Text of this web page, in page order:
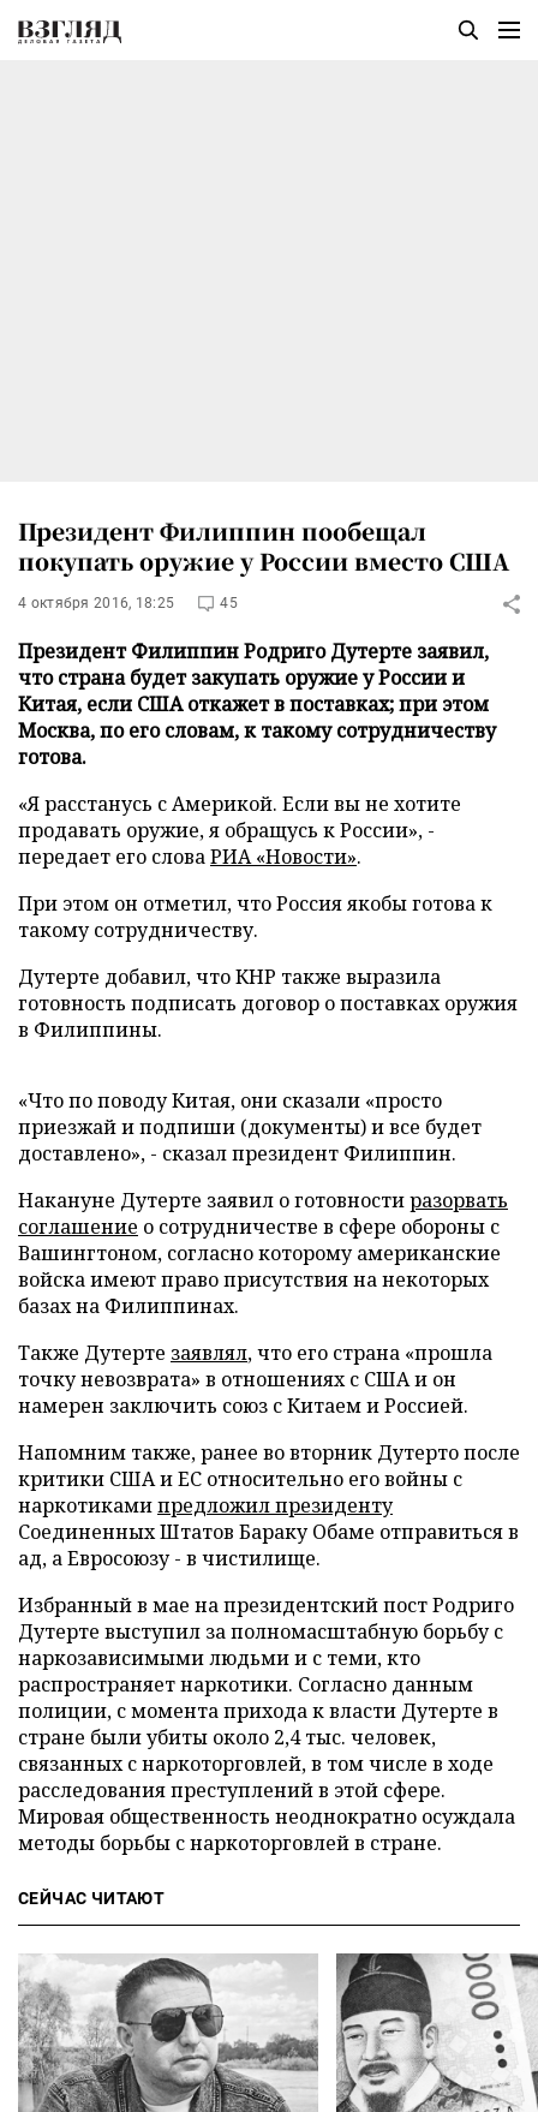
Президент Филиппин пообещал
покупать оружие у России вместо США
4 октября 2016, 18:25 45
Президент Филиппин Родриго Дутерте заявил,
что страна будет закупать оружие у России и
Китая, если США откажет в поставках; при этом
Москва, по его словам, к такому сотрудничеству
готова.
«Я расстанусь с Америкой. Если вы не хотите
продавать оружие, я обращусь к России», -
передает его словаРИА «Новости».
При этом он отметил, что Россия якобы готова к
такому сотрудничеству.
Дутерте добавил, что КНР также выразила
готовность подписать договор о поставках оружия
в Филиппины.
«Что по поводу Китая, они сказали «просто
приезжай и подпиши (документы) и все будет
доставлено», - сказал президент Филиппин.
Накануне Дутерте заявил о готовностиразорвать
соглашение о сотрудничестве в сфере обороны с
Вашингтоном, согласно которому американские
войска имеют право присутствия на некоторых
базах на Филиппинах.
Также Дутерте заявлял, что его страна «прошла
точку невозврата» в отношениях с США и он
намерен заключить союз с Китаем и Россией.
Напомним также, ранее во вторник Дутерто после
критики США и ЕС относительно его войны с
наркотикамипредложил президенту
Соединенных Штатов Бараку Обаме отправиться в
ад, а Евросоюзу - в чистилище.
Избранный в мае на президентский пост Родриго
Дутерте выступил за полномасштабную борьбу с
наркозависимыми людьми и с теми, кто
распространяет наркотики. Согласно данным
полиции, с момента прихода к власти Дутерте в
стране были убиты около 2,4 тыс. человек,
связанных с наркоторговлей, в том числе в ходе
расследования преступлений в этой сфере.
Мировая общественность неоднократно осуждала
методы борьбы с наркоторговлей в стране.
СЕЙЧАС ЧИТАЮТ